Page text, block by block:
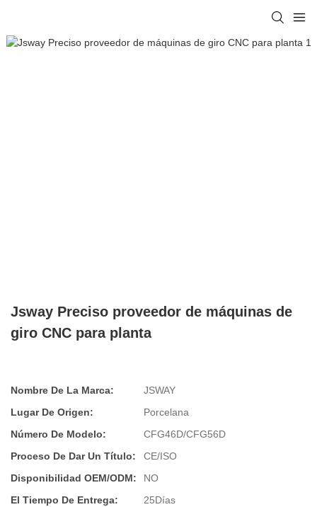
Jsway Preciso proveedor de máquinas de
giro CNC para planta
Nombre De La Marca:
JSWAY
Lugar De Origen:
Porcelana
Número De Modelo:
CFG46D/CFG56D
Proceso De Dar Un Título:
CE/ISO
Disponibilidad OEM/ODM:
NO
El Tiempo De Entrega:
25Días